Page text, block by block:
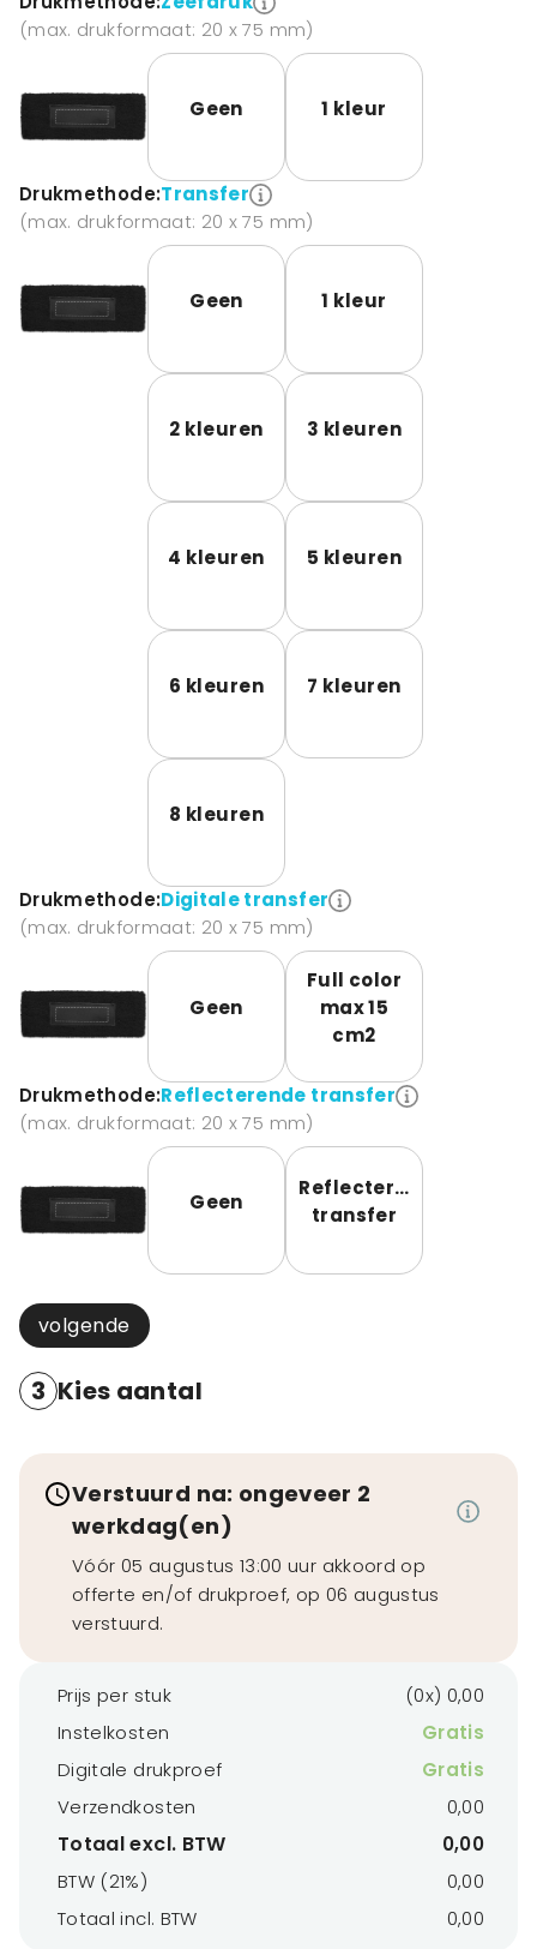
(max. drukformaat: 20 x 75 mm)
Geen 1 kleur
Drukmethode:Transfer
(max. drukformaat: 20 x 75 mm)
Geen 1 kleur
2 kleuren 3 kleuren
4 kleuren 5 kleuren
6 kleuren 7 kleuren
8 kleuren
Drukmethode:Digitale transfer
(max. drukformaat: 20 x 75 mm)
Geen
Full color
max 15
cm2
Drukmethode:Reflecterende transfer
(max. drukformaat: 20 x 75 mm)
Geen
Reflecterende
transfer
volgende
3 Kies aantal
Verstuurd na: ongeveer 2
werkdag(en)
Vóór 05 augustus 13:00 uur akkoord op
offerte en/of drukproef, op 06 augustus
verstuurd.
Prijs per stuk
(0x) 0,00
Instelkosten
Gratis
Digitale drukproef
Gratis
Verzendkosten
0,00
Totaal excl. BTW
0,00
BTW (21%)
0,00
Totaal incl. BTW
0,00